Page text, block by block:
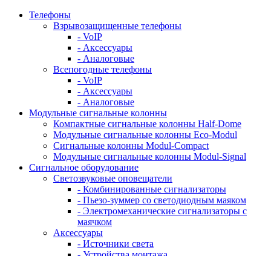
Телефоны
Взрывозащищенные телефоны
- VoIP
- Аксессуары
- Аналоговые
Всепогодные телефоны
- VoIP
- Аксессуары
- Аналоговые
Модульные сигнальные колонны
Компактные сигнальные колонны Half-Dome
Модульные сигнальные колонны Eco-Modul
Сигнальные колонны Modul-Compact
Модульные сигнальные колонны Modul-Signal
Сигнальное оборудование
Светозвуковые оповещатели
- Комбинированные сигнализаторы
- Пьезо-зуммер со светодиодным маяком
- Электромеханические сигнализаторы с
маячком
Аксессуары
- Источники света